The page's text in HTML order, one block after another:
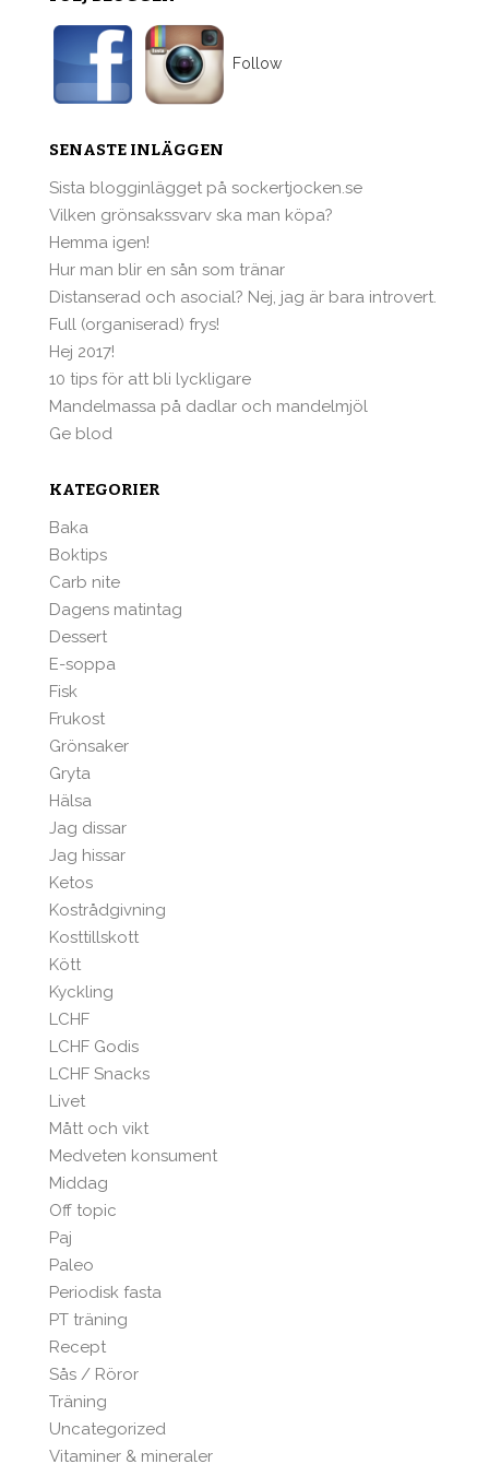
Follow
SENASTE INLÄGGEN
Sista blogginlägget på sockertjocken.se
Vilken grönsakssvarv ska man köpa?
Hemma igen!
Hur man blir en sån som tränar
Distanserad och asocial? Nej, jag är bara introvert.
Full (organiserad) frys!
Hej 2017!
10 tips för att bli lyckligare
Mandelmassa på dadlar och mandelmjöl
Ge blod
KATEGORIER
Baka
Boktips
Carb nite
Dagens matintag
Dessert
E-soppa
Fisk
Frukost
Grönsaker
Gryta
Hälsa
Jag dissar
Jag hissar
Ketos
Kostrådgivning
Kosttillskott
Kött
Kyckling
LCHF
LCHF Godis
LCHF Snacks
Livet
Mått och vikt
Medveten konsument
Middag
Off topic
Paj
Paleo
Periodisk fasta
PT träning
Recept
Sås / Röror
Träning
Uncategorized
Vitaminer & mineraler